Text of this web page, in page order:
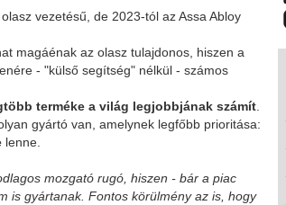
vezetésű, de 2023-tól az Assa Abloy
magáénak az olasz tulajdonos, hiszen a
- "külső segítség" nélkül - számos
terméke a világ legjobbjának számít.
gyártó van, amelynek legfőbb prioritása:
lenne.
mozgató rugó, hiszen - bár a piac
is gyártanak. Fontos körülmény az is, hogy